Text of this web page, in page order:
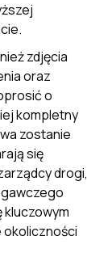
zdjęcia
oraz
o
kompletny
zostanie
się
drogi,
kluczowym
okoliczności